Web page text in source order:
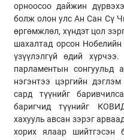
орноосоо дайжин
болж олон улс Ан Сан Сү
өргөмжлөл, хүндэт цол
шахалтад орсон
үзүүлэлгүй өдий
парламентын сонгуульд
нэгэнтээ цэргийн
сард түүнийг
баригчид түүнийг
хахууль авсан зэрэг
хорих ялаар шийтгэсэн